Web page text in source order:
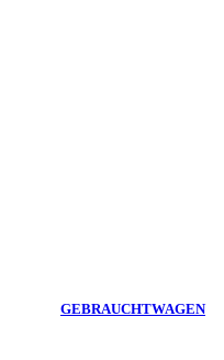
GEBRAUCHTWAGEN